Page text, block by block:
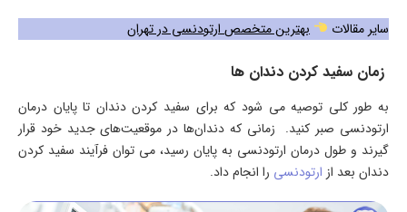
سایر مقالات
بهترین متخصص ارتودنسی در تهران
زمان سفید کردن دندان ها
به طور کلی توصیه می شود که برای سفید کردن دندان تا پایان درمان
ارتودنسی صبر کنید. زمانی که دندان‌ها در موقعیت‌های جدید خود قرار
گیرند و طول درمان ارتودنسی به پایان رسید، می توان فرآیند سفید کردن
دندان بعد از ارتودنسی را انجام داد.